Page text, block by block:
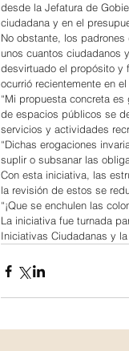
desde la Jefatura de
ciudadana y en el
No obstante, los
unos cuantos ciudadanos
desvirtuado el propósito y
ocurrió recientemente en
“Mi propuesta concreta
de espacios públicos se
servicios y actividades
“Dichas erogaciones
suplir o subsanar las
Con esta iniciativa, las
la revisión de estos se
“¡Que se enchulen las
La iniciativa fue turnada
Iniciativas Ciudadanas y